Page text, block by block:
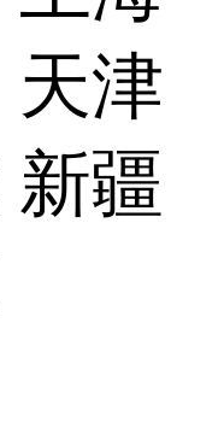
天津
新疆